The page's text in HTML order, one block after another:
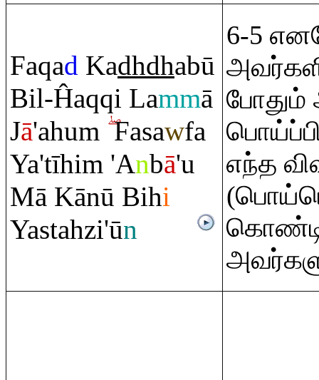
Faqad Kadhdhabū
Bil-Ĥaqqi Lammā
Jā'ahum Fasawfa
Ya'tīhim 'Anbā'u
Mā Kānū Bihi
Yastahzi'ūn
6-5
எந்த